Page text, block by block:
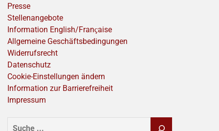
Presse
Stellenangebote
Information English/Franҫaise
Allgemeine Geschäftsbedingungen
Widerrufsrecht
Datenschutz
Cookie-Einstellungen ändern
Information zur Barrierefreiheit
Impressum
SUCHEN